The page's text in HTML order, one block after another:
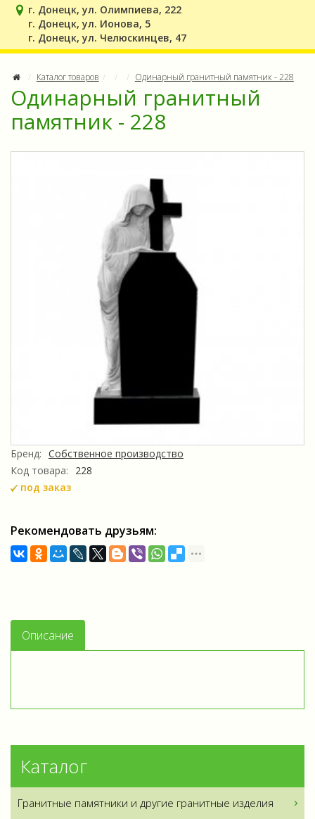
г. Донецк, ул. Олимпиева, 222
г. Донецк, ул. Ионова, 5
г. Донецк, ул. Челюскинцев, 47
Каталог товаров Одинарный гранитный памятник - 228
Одинарный гранитный
памятник - 228
Бренд: Собственное производство
Код товара:
228
под заказ
Рекомендовать друзьям:
Описание
Каталог
Гранитные памятники и другие гранитные изделия